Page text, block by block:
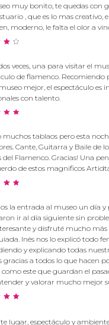
muy bonito, te quedas con
, que es lo mas creativo,
moderno, le falta el olor a
veces, una para visitar el
de flamenco. Recomiendo
mejor, el espectáculo es
con talento.
muchos tablaos pero esta
Cante, Guitarra y Baile de
del Flamenco. Gracias! Una
de estos magnificos
la entrada al museo un día
ir al día siguiente sin
y disfruté mucho más
Inés nos lo explicó todo
y explicando todas
gracias a todos lo que hacen
como este que guardan el
y valorar mucho mejor
lugar, espectáculo y